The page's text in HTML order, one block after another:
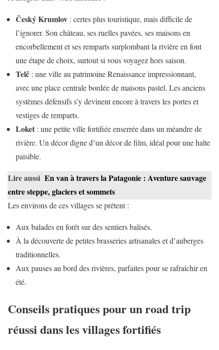
Český Krumlov : certes plus touristique, mais difficile de
l’ignorer. Son château, ses ruelles pavées, ses maisons en
encorbellement et ses remparts surplombant la rivière en font
une étape de choix, surtout si vous voyagez hors saison.
Telč : une ville au patrimoine Renaissance impressionnant,
avec une place centrale bordée de maisons pastel. Les anciens
systèmes défensifs s’y devinent encore à travers les portes et
vestiges de remparts.
Loket : une petite ville fortifiée enserrée dans un méandre de
rivière. Un décor digne d’un décor de film, idéal pour une halte
paisible.
Lire aussi En van à travers la Patagonie : Aventure sauvage
entre steppe, glaciers et sommets
Les environs de ces villages se prêtent :
Aux balades en forêt sur des sentiers balisés.
À la découverte de petites brasseries artisanales et d’auberges
traditionnelles.
Aux pauses au bord des rivières, parfaites pour se rafraîchir en
été.
Conseils pratiques pour un road trip
réussi dans les villages fortifiés